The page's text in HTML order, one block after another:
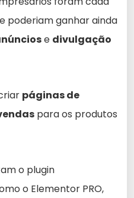
poderiam ganhar ainda
e divulgação
páginas de
para os produtos
o plugin
o Elementor PRO,